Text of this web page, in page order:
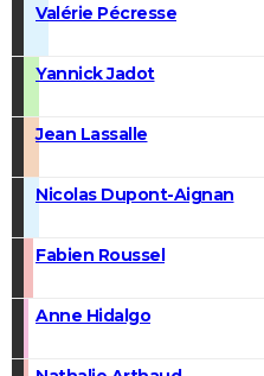
Valérie Pécresse
Yannick Jadot
Jean Lassalle
Nicolas Dupont-Aignan
Fabien Roussel
Anne Hidalgo